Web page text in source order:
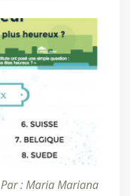
Par : Maria Mariana